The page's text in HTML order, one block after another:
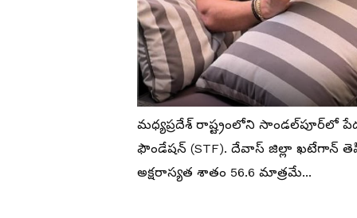
మధ్యప్రదేశ్‌ రాష్ట్రంలోని సాండల్‌పూర్‌లో
ఫౌండేషన్ (STF). దేవాస్ జిల్లా
అక్షరాస్యత శాతం 56.6 మాత్రమే...